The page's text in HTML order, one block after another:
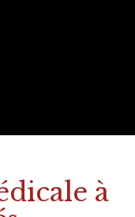
à